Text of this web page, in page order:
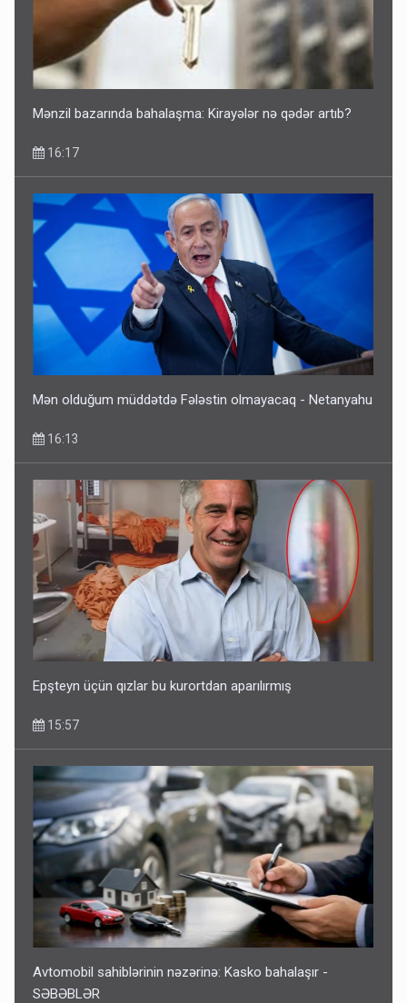
Mənzil bazarında bahalaşma: Kirayələr nə qədər artıb?
16:17
Mən olduğum müddətdə Fələstin olmayacaq - Netanyahu
16:13
Epşteyn üçün qızlar bu kurortdan aparılırmış
15:57
Avtomobil sahiblərinin nəzərinə: Kasko bahalaşır -
SƏBƏBLƏR